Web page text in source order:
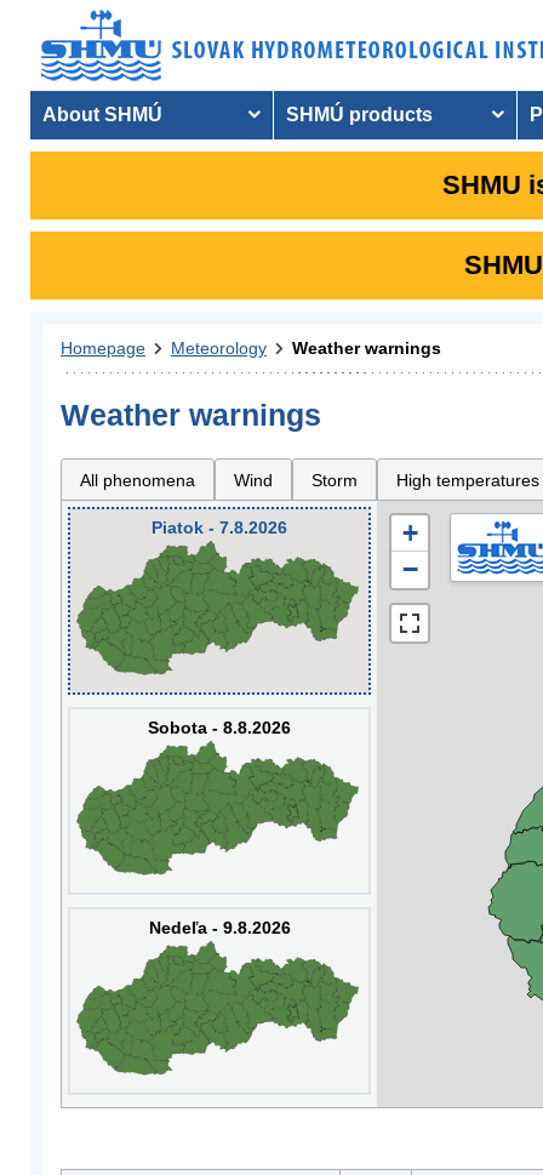
About SHMÚ SHMÚ products
SHMU
Homepage Meteorology Weather warnings
Weather warnings
All phenomena Wind Storm High temperatures
Piatok - 7.8.2026
Sobota - 8.8.2026
Nedeľa - 9.8.2026
+
−